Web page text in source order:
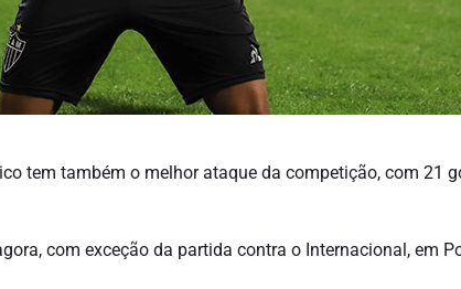
tem também o melhor ataque da competição, com 21
com exceção da partida contra o Internacional, em